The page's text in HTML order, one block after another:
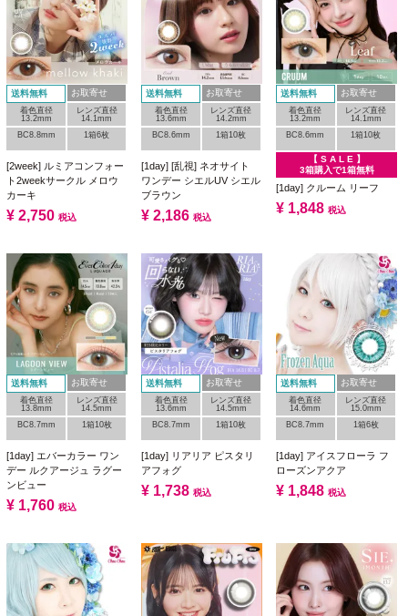
送料無料 お取寄せ
着色直径
13.2mm
レンズ直径
14.1mm
BC8.8mm
1箱6枚
[2week] ルミアコンフォー
ト2weekサークル メロウ
カーキ
¥ 2,750 税込
送料無料 お取寄せ
着色直径
13.6mm
レンズ直径
14.2mm
BC8.6mm
1箱10枚
[1day] [乱視] ネオサイト
ワンデー シエルUV シエル
ブラウン
¥ 2,186 税込
送料無料 お取寄せ
着色直径
13.2mm
レンズ直径
14.1mm
BC8.6mm
1箱10枚
【 S A L E 】
3箱購入で1箱無料
[1day] クルーム リーフ
¥ 1,848 税込
送料無料 お取寄せ
着色直径
13.8mm
レンズ直径
14.5mm
BC8.7mm
1箱10枚
[1day] エバーカラー ワン
デー ルクアージュ ラグー
ンビュー
¥ 1,760 税込
送料無料 お取寄せ
着色直径
13.6mm
レンズ直径
14.5mm
BC8.7mm
1箱10枚
[1day] リアリア ピスタリ
アフォグ
¥ 1,738 税込
送料無料 お取寄せ
着色直径
14.6mm
レンズ直径
15.0mm
BC8.7mm
1箱6枚
[1day] アイスフローラ フ
ローズンアクア
¥ 1,848 税込